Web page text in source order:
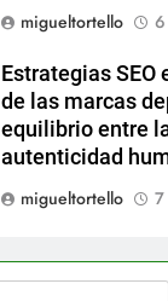
migueltortello
6
Estrategias SEO
de las marcas
equilibrio entre
autenticidad
migueltortello
7